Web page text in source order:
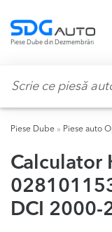
navigation
content
Piese Dube din Dezmembrări
Piese Dube » Piese auto
Calculator
DCI 2000-